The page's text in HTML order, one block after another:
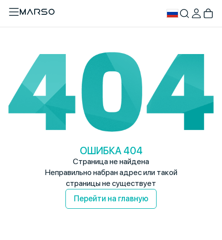
ОШИБКА 404
Страница не найдена
Неправильно набран адрес или такой
страницы не существует
Перейти на главную